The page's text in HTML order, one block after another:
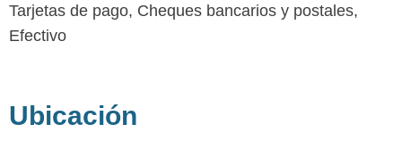
Tarjetas de pago, Cheques bancarios y postales,
Efectivo
Ubicación